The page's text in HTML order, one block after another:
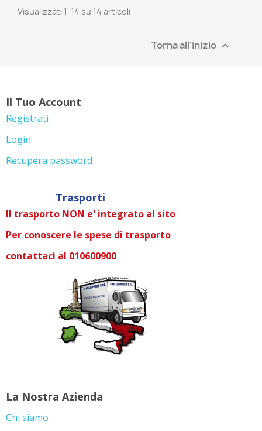
Visualizzati 1-14 su 14 articoli
Torna all'inizio 
Il Tuo Account
Registrati
Login
Recupera password
Trasporti
Il trasporto NON e' integrato al sito
Per conoscere le spese di trasporto
contattaci al 010600900
La Nostra Azienda
Chi siamo